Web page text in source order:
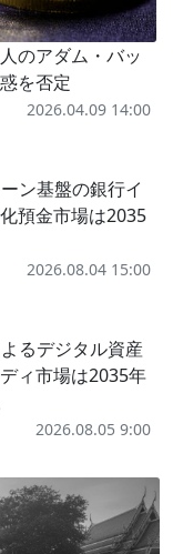
のアダム・バッ
を否定
2026.04.09 14:00
ン基盤の銀行イ
預金市場は2035
2026.08.04 15:00
るデジタル資産
ィ市場は2035年
2026.08.05 9:00